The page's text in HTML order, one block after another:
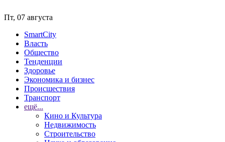
Пт, 07 августа
SmartCity
Власть
Общество
Тенденции
Здоровье
Экономика и бизнес
Происшествия
Транспорт
ещё...
Кино и Культура
Недвижимость
Строительство